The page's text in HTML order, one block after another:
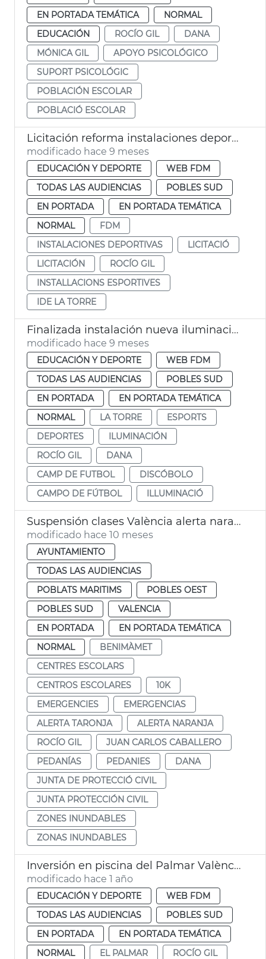
EN PORTADA TEMÁTICA
NORMAL
EDUCACIÓN
ROCÍO GIL
DANA
MÓNICA GIL
APOYO PSICOLÓGICO
SUPORT PSICOLÓGIC
POBLACIÓN ESCOLAR
POBLACIÓ ESCOLAR
Licitación reforma instalaciones deportivas municipales La Torre
modificado hace 9 meses
EDUCACIÓN Y DEPORTE
WEB FDM
TODAS LAS AUDIENCIAS
POBLES SUD
EN PORTADA
EN PORTADA TEMÁTICA
NORMAL
FDM
INSTALACIONES DEPORTIVAS
LICITACIÓ
LICITACIÓN
ROCÍO GIL
INSTALLACIONS ESPORTIVES
IDE LA TORRE
Finalizada instalación nueva iluminación campo fútbol La Torre
modificado hace 9 meses
EDUCACIÓN Y DEPORTE
WEB FDM
TODAS LAS AUDIENCIAS
POBLES SUD
EN PORTADA
EN PORTADA TEMÁTICA
NORMAL
LA TORRE
ESPORTS
DEPORTES
ILUMINACIÓN
ROCÍO GIL
DANA
CAMP DE FUTBOL
DISCÓBOLO
CAMPO DE FÚTBOL
ILLUMINACIÓ
Suspensión clases València alerta naranja lluvias
modificado hace 10 meses
AYUNTAMIENTO
TODAS LAS AUDIENCIAS
POBLATS MARITIMS
POBLES OEST
POBLES SUD
VALENCIA
EN PORTADA
EN PORTADA TEMÁTICA
NORMAL
BENIMÀMET
CENTRES ESCOLARS
CENTROS ESCOLARES
10K
EMERGENCIES
EMERGENCIAS
ALERTA TARONJA
ALERTA NARANJA
ROCÍO GIL
JUAN CARLOS CABALLERO
PEDANÍAS
PEDANIES
DANA
JUNTA DE PROTECCIÓ CIVIL
JUNTA PROTECCIÓN CIVIL
ZONES INUNDABLES
ZONAS INUNDABLES
Inversión en piscina del Palmar València
modificado hace 1 año
EDUCACIÓN Y DEPORTE
WEB FDM
TODAS LAS AUDIENCIAS
POBLES SUD
EN PORTADA
EN PORTADA TEMÁTICA
NORMAL
EL PALMAR ROCÍO GIL